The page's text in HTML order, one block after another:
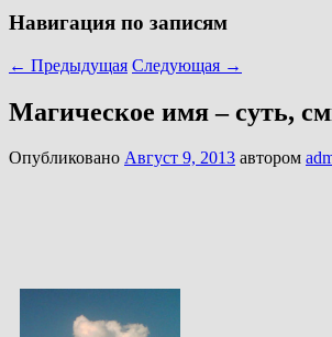
Навигация по записям
← Предыдущая Следующая →
Магическое имя – суть,
Опубликовано Август 9, 2013 автором